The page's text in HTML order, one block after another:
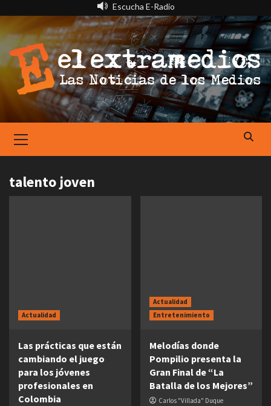
contenido
Escucha E-Radio
Menu
talento joven
Actualidad
Las prácticas que están
cambiando el juego
para los jóvenes
profesionales en
Colombia
Actualidad
Entretenimiento
Melodías donde
Pompilio presenta la
Gran Final de “La
Batalla de los Mejores”
Carlos "Villada" Duque